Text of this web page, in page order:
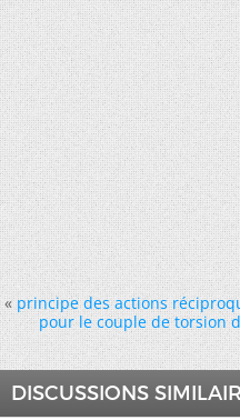
« principe des actions
pour le couple de torsion
DISCUSSIONS